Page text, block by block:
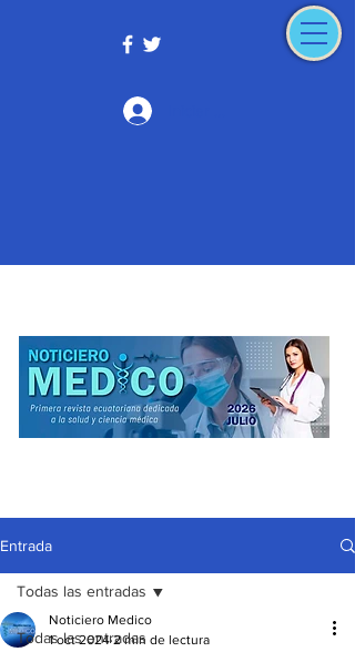
Entrada
Todas las entradas
Todas las entradas
Noticiero Medico
1 oct 2024 2 min de lectura